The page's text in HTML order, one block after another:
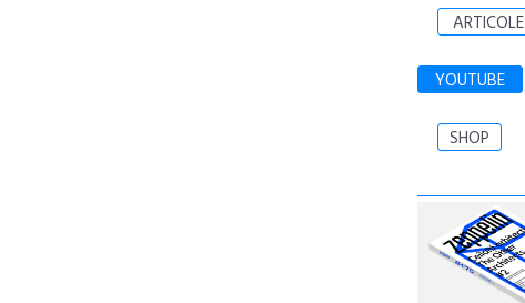
ARTICOLE
YOUTUBE
SHOP